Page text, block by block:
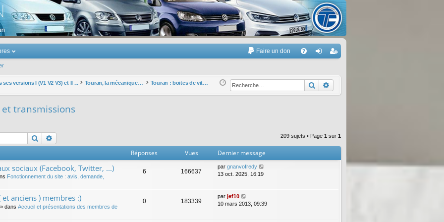
Touran
Faire un don
Q ne
xi
nr
eg
r
versions I (V1 V2 V3) et II ... Touran, la mécanique : moteurs, boites, transmissions, freins, direction, roues Touran : boites de vitesses et transmissions Rechercher
transmissions
Rechercher 209 sujets • Page 1 sur 1
Réponses Vues Dernier message
sociaux (Facebook, Twitter, ...)
Fonctionnement du site : avis, demande,
6 166637
par gnanvofredy
13 oct. 2025, 16:19
anciens ) membres :)
» dans Accueil et présentations des membres de
0 183339
par jef10
10 mars 2013, 09:39